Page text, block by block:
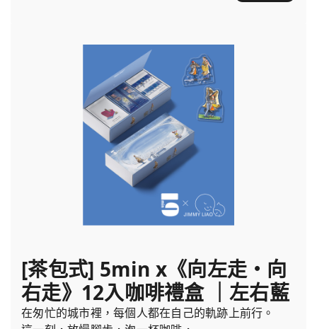
[茶包式] 5min x《向左走・向
右走》12入咖啡禮盒 ｜左右藍
在匆忙的城市裡，每個人都在自己的軌跡上前行。